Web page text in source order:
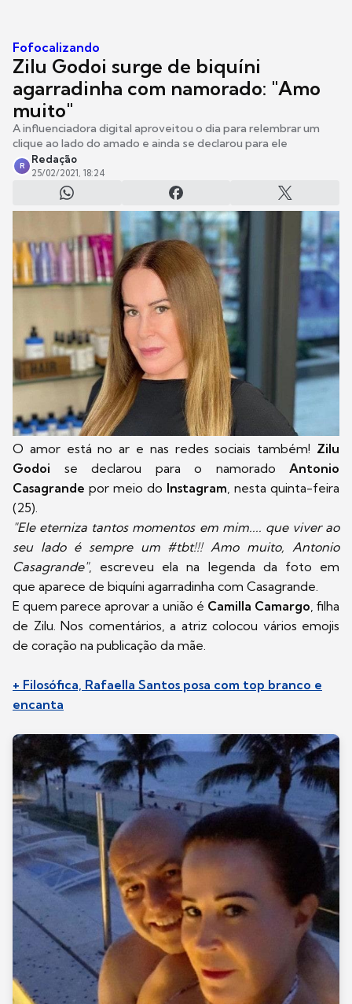
Fofocalizando
Zilu Godoi surge de biquíni
agarradinha com namorado: "Amo
muito"
A influenciadora digital aproveitou o dia para relembrar um
clique ao lado do amado e ainda se declarou para ele
R
Redação
25/02/2021, 18:24
O amor está no ar e nas redes sociais também! Zilu
Godoi se declarou para o namorado Antonio
Casagrande por meio do Instagram, nesta quinta-feira
(25).
"Ele eterniza tantos momentos em mim.... que viver ao
seu lado é sempre um #tbt!!! Amo muito, Antonio
Casagrande", escreveu ela na legenda da foto em
que aparece de biquíni agarradinha com Casagrande.
E quem parece aprovar a união é Camilla Camargo, filha
de Zilu. Nos comentários, a atriz colocou vários emojis
de coração na publicação da mãe.
+ Filosófica, Rafaella Santos posa com top branco e
encanta